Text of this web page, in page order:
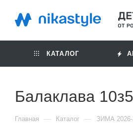
КАТАЛОГ
Балаклава
Главная — Каталог — ЗИМА 2026-